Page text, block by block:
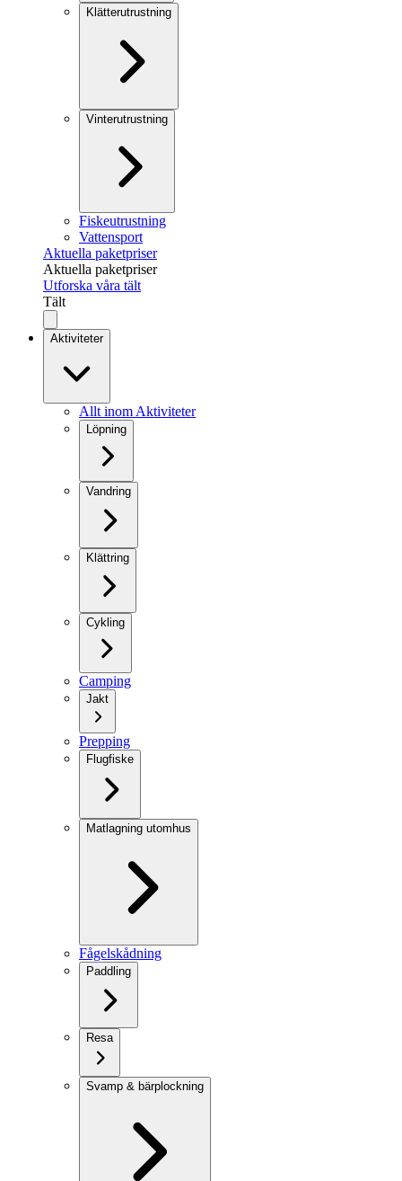
Klätterutrustning
Vinterutrustning
Fiskeutrustning
Vattensport
Aktuella paketpriser
Aktuella paketpriser
Utforska våra tält
Tält
Aktiviteter
Allt inom Aktiviteter
Löpning
Vandring
Klättring
Cykling
Camping
Jakt
Prepping
Flugfiske
Matlagning utomhus
Fågelskådning
Paddling
Resa
Svamp & bärplockning